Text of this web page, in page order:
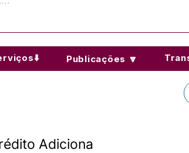
Publicações 🔽
Adiciona